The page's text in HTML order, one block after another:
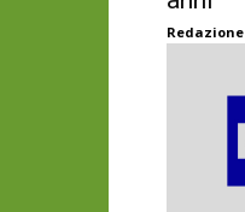
Redazione